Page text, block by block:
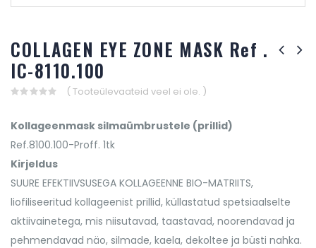
COLLAGEN EYE ZONE MASK Ref .
IC-8110.100
of
( Tooteülevaateid veel ei ole. )
Kollageenmask silmaümbrustele (prillid)
Ref.8100.100-Proff. 1tk
Kirjeldus
SUURE EFEKTIIVSUSEGA KOLLAGEENNE BIO-MATRIITS,
liofiliseeritud kollageenist prillid, küllastatud spetsiaalselte
aktiivainetega, mis niisutavad, taastavad, noorendavad ja
pehmendavad näo, silmade, kaela, dekoltee ja büsti nahka.